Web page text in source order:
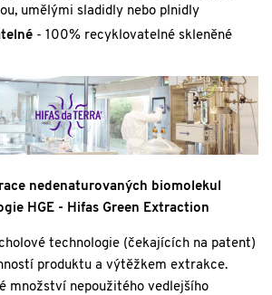
umělými sladidly nebo plnidly
- 100% recyklovatelné skleněné
nedenaturovaných biomolekul
HGE - Hifas Green Extraction
technologie (čekajících na patent)
produktu a výtěžkem extrakce.
množství nepoužitého vedlejšího